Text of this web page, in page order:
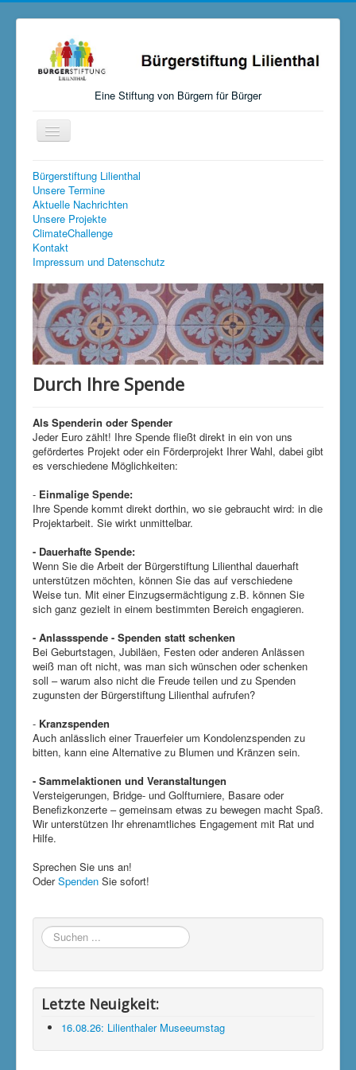
Eine Stiftung von Bürgern für Bürger
Navigation
an/aus
Startseite
Aktuelles
Über uns
Mitmachen, Spenden, Stiften
Links
Versteigerungen
Klimaschutzgruppe
Aktuelle Seite: Startseite
Bürgerstiftung Lilienthal
Unsere Termine
Aktuelle Nachrichten
Unsere Projekte
ClimateChallenge
Kontakt
Impressum und Datenschutz
Durch Ihre Spende
Als Spenderin oder Spender
Jeder Euro zählt! Ihre Spende fließt direkt in ein von uns
gefördertes Projekt oder ein Förderprojekt Ihrer Wahl, dabei gibt
es verschiedene Möglichkeiten:
- Einmalige Spende:
Ihre Spende kommt direkt dorthin, wo sie gebraucht wird: in die
Projektarbeit. Sie wirkt unmittelbar.
- Dauerhafte Spende:
Wenn Sie die Arbeit der Bürgerstiftung Lilienthal dauerhaft
unterstützen möchten, können Sie das auf verschiedene
Weise tun. Mit einer Einzugsermächtigung z.B. können Sie
sich ganz gezielt in einem bestimmten Bereich engagieren.
- Anlassspende - Spenden statt schenken
Bei Geburtstagen, Jubiläen, Festen oder anderen Anlässen
weiß man oft nicht, was man sich wünschen oder schenken
soll – warum also nicht die Freude teilen und zu Spenden
zugunsten der Bürgerstiftung Lilienthal aufrufen?
- Kranzspenden
Auch anlässlich einer Trauerfeier um Kondolenzspenden zu
bitten, kann eine Alternative zu Blumen und Kränzen sein.
- Sammelaktionen und Veranstaltungen
Versteigerungen, Bridge- und Golfturniere, Basare oder
Benefizkonzerte – gemeinsam etwas zu bewegen macht Spaß.
Wir unterstützen Ihr ehrenamtliches Engagement mit Rat und
Hilfe.
Sprechen Sie uns an!
OderSpenden Sie sofort!
Suchen
...
Letzte Neuigkeit:
16.08.26: Lilienthaler Museeumstag